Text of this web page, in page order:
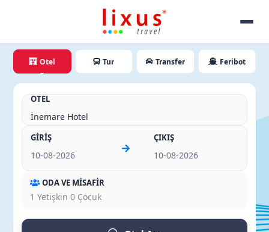
Otel Tur Transfer Feribot
OTEL
GİRİŞ ÇIKIŞ
ODA VE MİSAFİR
1 Yetişkin 0 Çocuk